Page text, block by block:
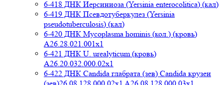
6-418 ДНК Иерсиниоза (Yersinia enterocolitica) (кал)
6-419 ДНК Псевдотуберкулез (Yersinia
pseudotuberculosis) (кал)
6-420 ДНК Mycoplasma hominis (кол.) (кровь)
A26.28.021.001x1
6-421 ДНК U. urealyticum (кровь)
A26.20.032.000.02х1
6-422 ДНК Candida глабрата (зев) Candida крузеи